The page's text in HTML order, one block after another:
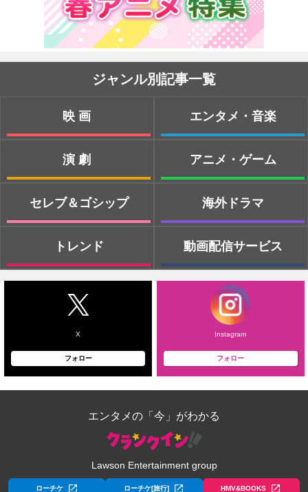
ジャンル別記事一覧
映画
演劇
セレブ＆ゴシップ
トレンド
エンタメ・音楽
アニメ・ゲーム
海外ドラマ
動画配信サービス
X
フォロー
Instagram
フォロー
エンタメの「今」がわかる
Lawson Entertainment group
ローチケ ローチケ[旅行] HMV&BOOKS